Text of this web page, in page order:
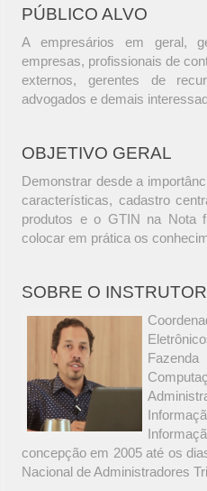
PÚBLICO ALVO
A empresários em geral,
empresas, profissionais de
externos, gerentes de
advogados e demais
OBJETIVO GERAL
Demonstrar desde a
características, cadastro
produtos e o GTIN na Nota
colocar em prática os
SOBRE O INSTRUTOR
concepção em 2005 até os
Nacional de Administradores